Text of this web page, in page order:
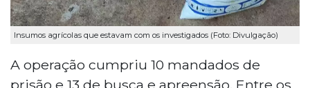
Insumos agrícolas que estavam com os investigados (Foto: Divulgação)
A operação cumpriu 10 mandados de
prisão e 13 de busca e apreensão. Entre os